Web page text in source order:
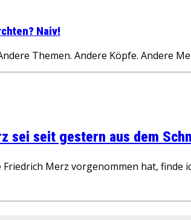
Naiv!
Themen. Andere Köpfe. Andere
sei seit gestern aus dem
Merz vorgenommen hat,